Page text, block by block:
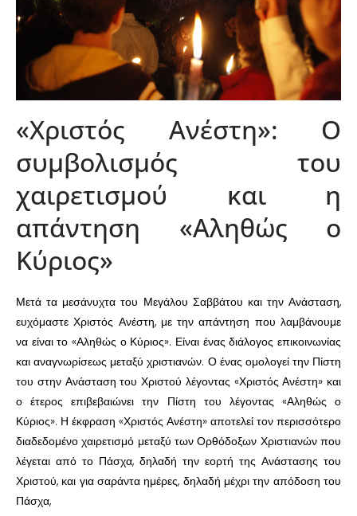
«Χριστός Ανέστη»: Ο
συμβολισμός του
χαιρετισμού και η
απάντηση «Αληθώς ο
Κύριος»
Μετά τα μεσάνυχτα του Μεγάλου Σαββάτου και την Ανάσταση,
ευχόμαστε Χριστός Ανέστη, με την απάντηση που λαμβάνουμε
να είναι το «Αληθώς ο Κύριος». Είναι ένας διάλογος επικοινωνίας
και αναγνωρίσεως μεταξύ χριστιανών. Ο ένας ομολογεί την Πίστη
του στην Ανάσταση του Χριστού λέγοντας «Χριστός Ανέστη» και
ο έτερος επιβεβαιώνει την Πίστη του λέγοντας «Αληθώς ο
Κύριος». Η έκφραση «Χριστός Ανέστη» αποτελεί τον περισσότερο
διαδεδομένο χαιρετισμό μεταξύ των Ορθόδοξων Χριστιανών που
λέγεται από το Πάσχα, δηλαδή την εορτή της Ανάστασης του
Χριστού, και για σαράντα ημέρες, δηλαδή μέχρι την απόδοση του
Πάσχα,